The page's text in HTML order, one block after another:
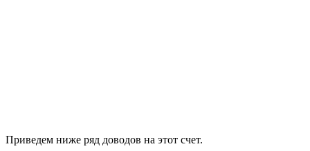
Приведем ниже ряд доводов на этот счет.